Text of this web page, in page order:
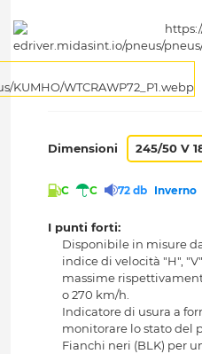
Dimensioni 245/50 V
C C 72 db Inverno
I punti forti:
Disponibile in misure
indice di velocità "H",
massime
o 270 km/h.
Indicatore di usura a
monitorare lo stato del
Fianchi neri (BLK) per